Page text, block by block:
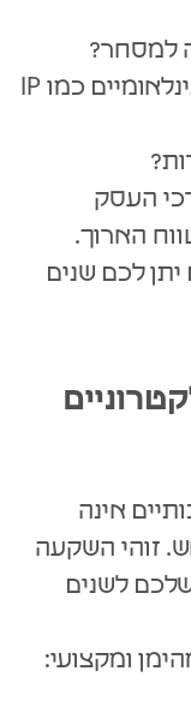
למסחר?
האם יש צורך בעמידה בתקנים בינלאומיים כמו IP
העסק
הארוך.
לכם שנים
אינה
זוהי השקעה
לשנים
ומקצועי: